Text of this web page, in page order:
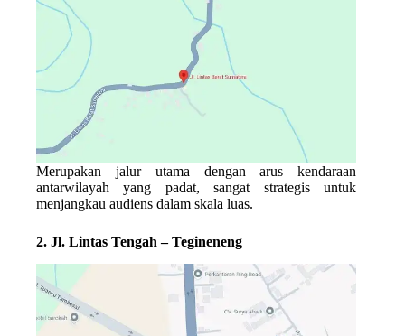
Merupakan jalur utama dengan arus kendaraan
antarwilayah yang padat, sangat strategis untuk
menjangkau audiens dalam skala luas.
2. Jl. Lintas Tengah – Tegineneng